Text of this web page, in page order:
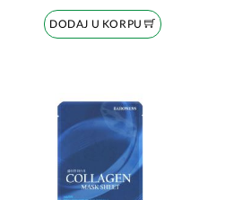
DODAJ U KORPU